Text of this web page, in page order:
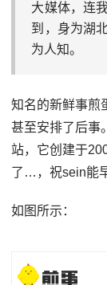
大媒体，连
到，身为湖
为人知。
知名的新鲜事煎
甚至安排了后事
站，它创建于
了…，祝sein能
如图所示：